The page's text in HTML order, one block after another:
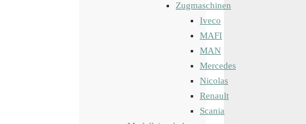
Zugmaschinen
Iveco
MAFI
MAN
Mercedes
Nicolas
Renault
Scania